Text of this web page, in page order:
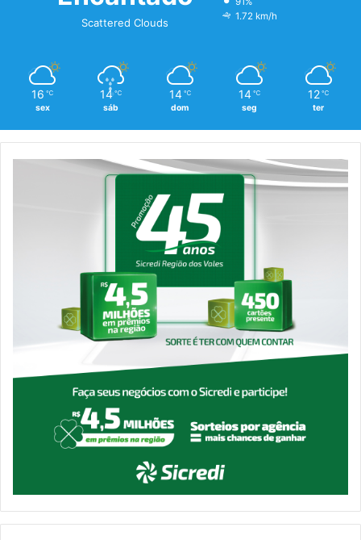
Scattered Clouds
1.72 km/h
16 ℃
sex
14 ℃
sáb
14 ℃
dom
14 ℃
seg
12 ℃
ter